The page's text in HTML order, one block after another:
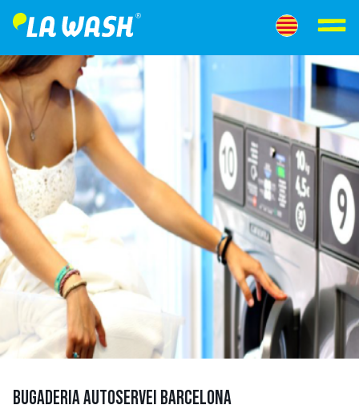
BUGADERIA AUTOSERVEI BARCELONA